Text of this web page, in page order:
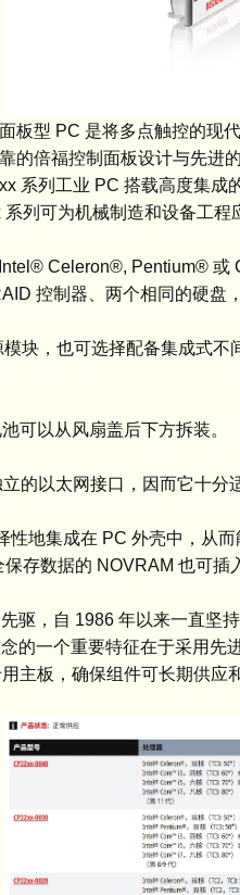
板型 PC 是将多点触控的现
的倍福控制面板设计与先
系列工业 PC 搭载高度集
列可为机械制造和设备工程
Celeron®, Pentium®
控制器、两个相同的硬盘
块，也可选择配备集成式
可以从风扇盖后下方拆装。
的以太网接口，因而它十
性地集成在 PC 外壳中，从
存数据的 NOVRAM 也可插
驱，自 1986 年以来一直坚
的一个重要特征在于采用
主板，确保组件可长期供